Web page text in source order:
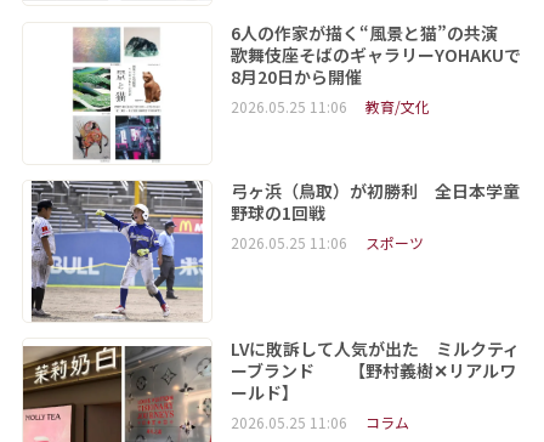
6人の作家が描く“風景と猫”の共演
歌舞伎座そばのギャラリーYOHAKUで
8月20日から開催
2026.05.25 11:06 教育/文化
弓ヶ浜（鳥取）が初勝利 全日本学童
野球の1回戦
2026.05.25 11:06 スポーツ
LVに敗訴して人気が出た ミルクティ
ーブランド 【野村義樹✕リアルワ
ールド】
2026.05.25 11:06 コラム